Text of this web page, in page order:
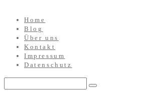
Home
Blog
Über uns
Kontakt
Impressum
Datenschutz